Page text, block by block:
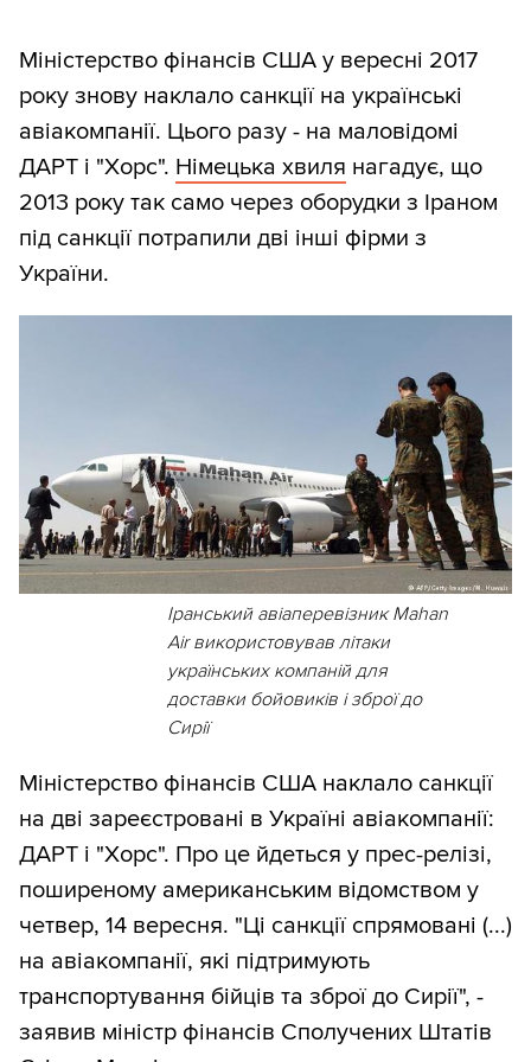
Міністерство фінансів США у вересні 2017
року знову наклало санкції на українські
авіакомпанії. Цього разу - на маловідомі
ДАРТ і "Хорс". Німецька хвиля нагадує, що
2013 року так само через оборудки з Іраном
під санкції потрапили дві інші фірми з
України.
Іранський авіаперевізник Mahan
Air використовував літаки
українських компаній для
доставки бойовиків і зброї до
Сирії
Міністерство фінансів США наклало санкції
на дві зареєстровані в Україні авіакомпанії:
ДАРТ і "Хорс". Про це йдеться у прес-релізі,
поширеному американським відомством у
четвер, 14 вересня. "Ці санкції спрямовані (...)
на авіакомпанії, які підтримують
транспортування бійців та зброї до Сирії", -
заявив міністр фінансів Сполучених Штатів